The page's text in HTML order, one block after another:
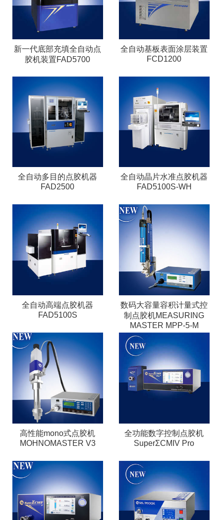
新一代底部充填全自动点
胶机装置FAD5700
全自动基板表面涂层装置
FCD1200
全自动多目的点胶机器
FAD2500
全自动晶片水准点胶机器
FAD5100S-WH
全自动高端点胶机器
FAD5100S
数码大容量容积计量式控
制点胶机MEASURING
MASTER MPP-5-M
高性能mono式点胶机
MOHNOMASTER V3
全功能数字控制点胶机
SuperΣCMIV Pro